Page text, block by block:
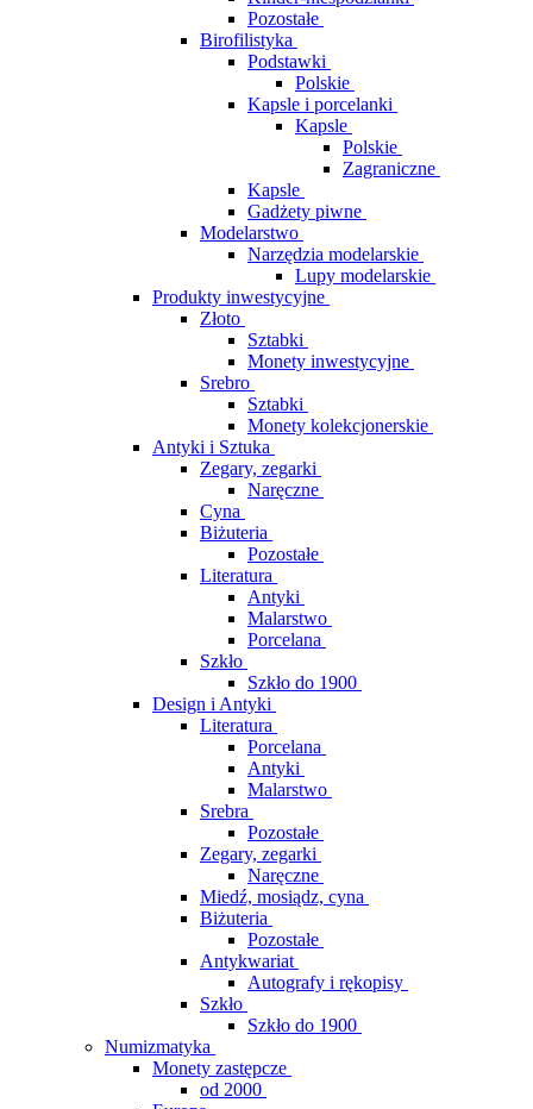
Pozostałe
Birofilistyka
Podstawki
Polskie
Kapsle i porcelanki
Kapsle
Polskie
Zagraniczne
Kapsle
Gadżety piwne
Modelarstwo
Narzędzia modelarskie
Lupy modelarskie
Produkty inwestycyjne
Złoto
Sztabki
Monety inwestycyjne
Srebro
Sztabki
Monety kolekcjonerskie
Antyki i Sztuka
Zegary, zegarki
Naręczne
Cyna
Biżuteria
Pozostałe
Literatura
Antyki
Malarstwo
Porcelana
Szkło
Szkło do 1900
Design i Antyki
Literatura
Porcelana
Antyki
Malarstwo
Srebra
Pozostałe
Zegary, zegarki
Naręczne
Miedź, mosiądz, cyna
Biżuteria
Pozostałe
Antykwariat
Autografy i rękopisy
Szkło
Szkło do 1900
Numizmatyka
Monety zastępcze
od 2000